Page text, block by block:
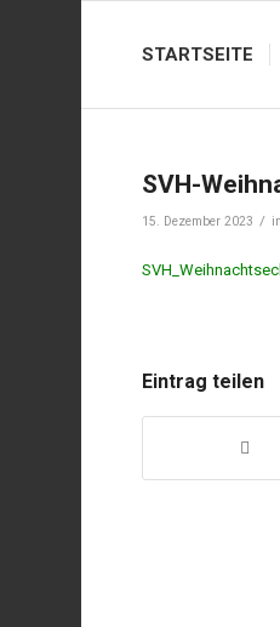
STARTSEITE
SVH-
15. Dezember 2023 /
Eintrag teilen